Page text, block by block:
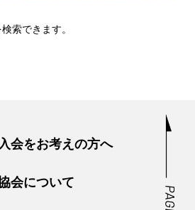
索できます。
会をお考えの方へ
会について